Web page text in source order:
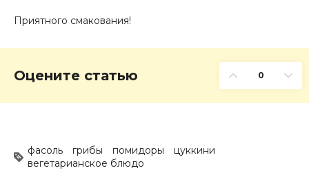
Приятного смакования!
Оцените статью 0
фасоль грибы помидоры
цуккини
вегетарианское блюдо